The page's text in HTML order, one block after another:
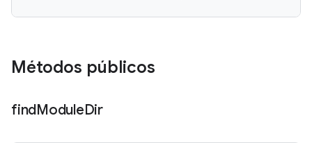
Métodos públicos
findModuleDir